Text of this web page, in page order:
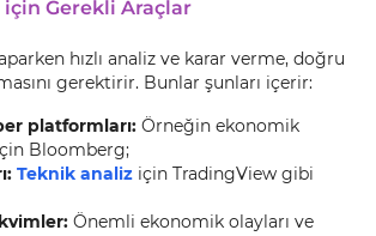
Gerekli Araçlar
hızlı analiz ve karar verme, doğru
gerektirir. Bunlar şunları içerir:
platformları: Örneğin ekonomik
Bloomberg;
Teknik analiz için TradingView gibi
Önemli ekonomik olayları ve